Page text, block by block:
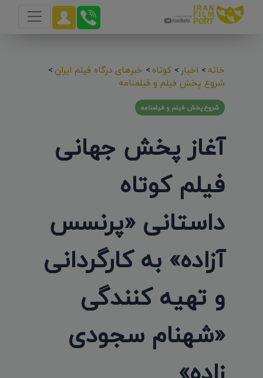
خانه> اخبار> کوتاه> خبرهای درگاه فیلم ایران>
شروع پخش فیلم و فیلمنامه
شروع پخش فیلم و فیلمنامه
آغاز پخش جهانی
فیلم کوتاه
داستانی «پرنسس
آزاده» به کارگردانی
و تهیه کنندگی
«شهنام سجودی